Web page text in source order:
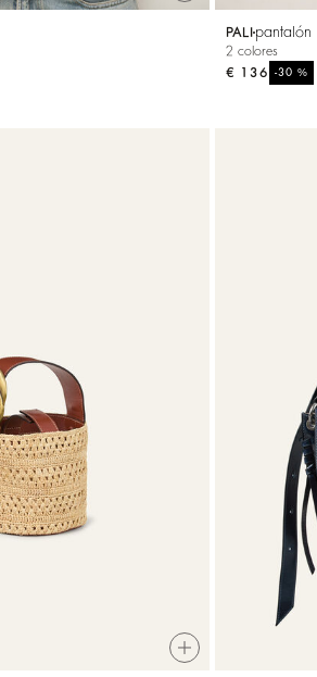
PALI pantalón
2 colores
-30 %
€ 136